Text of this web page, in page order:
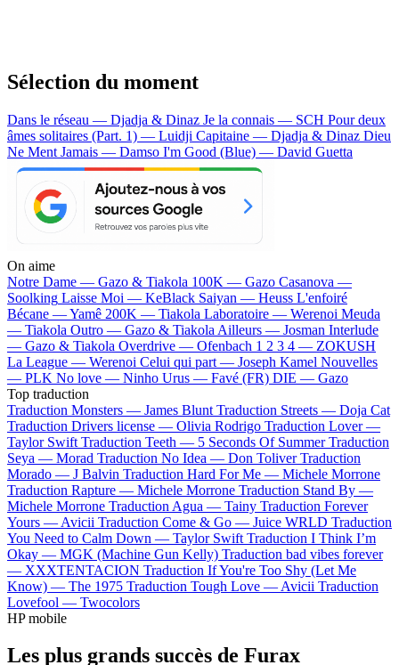
Sélection du moment
Dans le réseau — Djadja & Dinaz Je la connais — SCH Pour deux
âmes solitaires (Part. 1) — Luidji Capitaine — Djadja & Dinaz Dieu
Ne Ment Jamais — Damso I'm Good (Blue) — David Guetta
On aime
Notre Dame — Gazo & Tiakola 100K — Gazo Casanova —
Soolking Laisse Moi — KeBlack Saiyan — Heuss L'enfoiré
Bécane —Yamê 200K — Tiakola Laboratoire — Werenoi Meuda
— Tiakola Outro — Gazo & Tiakola Ailleurs — Josman Interlude
— Gazo & Tiakola Overdrive — Ofenbach 1 2 3 4 — ZOKUSH
La League — Werenoi Celui qui part — Joseph Kamel Nouvelles
— PLK No love — Ninho Urus — Favé (FR) DIE — Gazo
Top traduction
Traduction Monsters — James Blunt Traduction Streets — Doja Cat
Traduction Drivers license — Olivia Rodrigo Traduction Lover —
Taylor Swift Traduction Teeth — 5 Seconds Of Summer Traduction
Seya — Morad Traduction No Idea — Don Toliver Traduction
Morado — J Balvin Traduction Hard For Me — Michele Morrone
Traduction Rapture — Michele Morrone Traduction Stand By —
Michele Morrone Traduction Agua — Tainy Traduction Forever
Yours — Avicii Traduction Come & Go — Juice WRLD Traduction
You Need to Calm Down — Taylor Swift Traduction I Think I’m
Okay — MGK (Machine Gun Kelly) Traduction bad vibes forever
— XXXTENTACION Traduction If You're Too Shy (Let Me
Know) — The 1975 Traduction Tough Love — Avicii Traduction
Lovefool — Twocolors
HP mobile
Les plus grands succès de Furax